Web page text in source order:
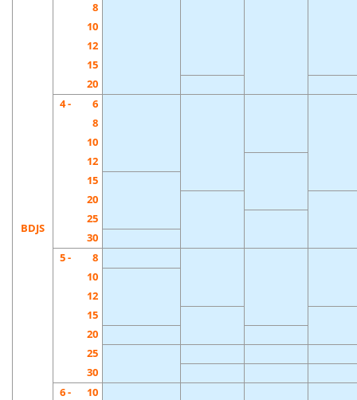
BDJS
8
10
12
15
20
4 -
6
8
10
12
15
20
25
30
5 -
8
10
12
15
20
25
30
6 -
10